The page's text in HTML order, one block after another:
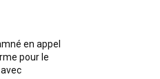
en appel
pour le